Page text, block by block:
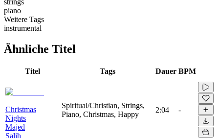
piano
Weitere Tags
instrumental
Ähnliche Titel
Titel Tags Dauer BPM
Christmas
Nights
Majed
Salih
Spiritual/Christian, Strings,
Piano, Christmas, Happy
2:04 -